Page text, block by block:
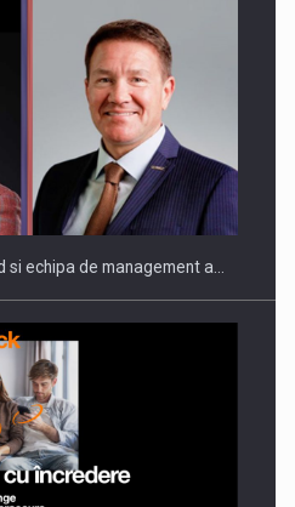
TO DELIVER TECHNOLOGY FOR
echipa de management a…